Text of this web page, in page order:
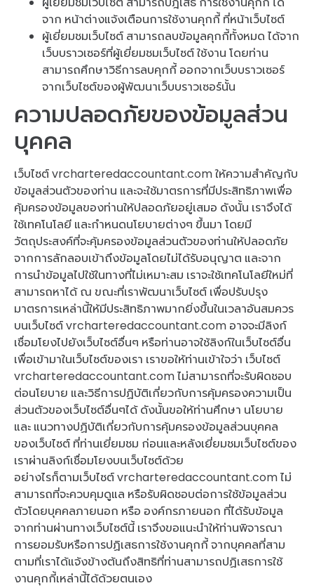
จาก หน้าต่างแจ้งเตือนการใช้งานคุกกี้ ที่หน้าเว็บไซต์
ผู้เยี่ยมชมเว็บไซต์ สามารถลบข้อมูลคุกกี้ทั้งหมด ได้จาก
เว็บบราวเซอร์ที่ผู้เยี่ยมชมเว็บไซต์ ใช้งาน โดยท่าน
สามารถศึกษาวิธีการลบคุกกี้ ออกจากเว็บบราวเซอร์
จากเว็บไซต์ของผู้พัฒนาเว็บบราวเซอร์นั้น
ความปลอดภัยของข้อมูลส่วน
บุคคล
เว็บไซต์ vrcharteredaccountant.com ให้ความสำคัญกับ
ข้อมูลส่วนตัวของท่าน และจะใช้มาตรการที่มีประสิทธิภาพเพื่อ
คุ้มครองข้อมูลของท่านให้ปลอดภัยอยู่เสมอ ดังนั้น เราจึงได้
ใช้เทคโนโลยี และกำหนดนโยบายต่างๆ ขึ้นมา โดยมี
วัตถุประสงค์ที่จะคุ้มครองข้อมูลส่วนตัวของท่านให้ปลอดภัย
จากการลักลอบเข้าถึงข้อมูลโดยไม่ได้รับอนุญาต และจาก
การนำข้อมูลไปใช้ในทางที่ไม่เหมาะสม เราจะใช้เทคโนโลยีใหม่ที่
สามารถหาได้ ณ ขณะที่เราพัฒนาเว็บไซต์ เพื่อปรับปรุง
มาตรการเหล่านี้ให้มีประสิทธิภาพมากยิ่งขึ้นในเวลาอันสมควร
บนเว็บไซต์ vrcharteredaccountant.com อาจจะมีลิงก์
เชื่อมโยงไปยังเว็บไซต์อื่นๆ หรือท่านอาจใช้ลิงก์ในเว็บไซต์อื่น
เพื่อเข้ามาในเว็บไซต์ของเรา เราขอให้ท่านเข้าใจว่า เว็บไซต์
vrcharteredaccountant.com ไม่สามารถที่จะรับผิดชอบ
ต่อนโยบาย และวิธีการปฏิบัติเกี่ยวกับการคุ้มครองความเป็น
ส่วนตัวของเว็บไซต์อื่นๆได้ ดังนั้นขอให้ท่านศึกษา นโยบาย
และ แนวทางปฏิบัติเกี่ยวกับการคุ้มครองข้อมูลส่วนบุคคล
ของเว็บไซต์ ที่ท่านเยี่ยมชม ก่อนและหลังเยี่ยมชมเว็บไซต์ของ
เราผ่านลิงก์เชื่อมโยงบนเว็บไซต์ด้วย
อย่างไรก็ตามเว็บไซต์ vrcharteredaccountant.com ไม่
สามารถที่จะควบคุมดูแล หรือรับผิดชอบต่อการใช้ข้อมูลส่วน
ตัวโดยบุคคลภายนอก หรือ องค์กรภายนอก ที่ได้รับข้อมูล
จากท่านผ่านทางเว็บไซต์นี้ เราจึงขอแนะนำให้ท่านพิจารณา
การยอมรับหรือการปฏิเสธการใช้งานคุกกี้ จากบุคคลที่สาม
ตามที่เราได้แจ้งข้างต้นถึงสิทธิที่ท่านสามารถปฏิเสธการใช้
งานคุกกี้เหล่านี้ได้ด้วยตนเอง